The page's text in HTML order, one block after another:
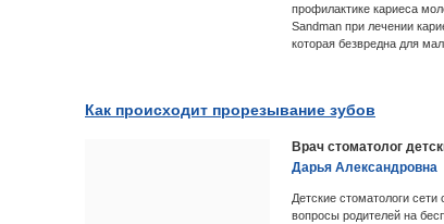
профилактике кариеса
Sandman при лечении
которая безвредна для
Как происходит прорезывание зубов
Врач стоматолог
Дарья Александровна
Детские стоматологи
вопросы родителей на